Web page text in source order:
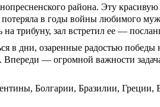
района. Эту
в годы войны любимого
трибуну, зал встретил ее —
дни, озаренные радостью победы
— огромной важности
Болгарии, Бразилии,